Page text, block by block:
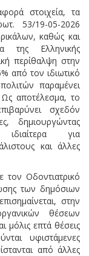
στοιχεία, τα
53/19-05-2026
καθώς και
Ελληνικής
περίθαλψη στην
από τον ιδιωτικό
παραμένει
Ως αποτέλεσμα, το
σχεδόν
δημιουργώντας
για
και άλλες
τον Οδοντιατρικό
των δημόσιων
στην
θέσεων
μόλις επτά θέσεις
υφιστάμενες
από άλλες